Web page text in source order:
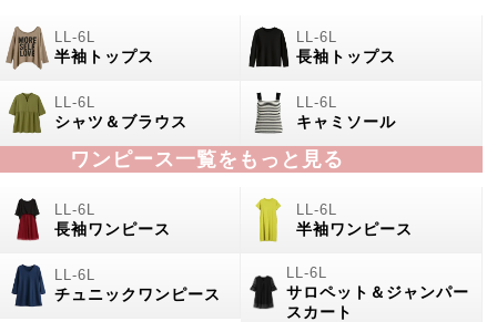
半袖トップス 長袖トップス
シャツ＆ブラウス キャミソール
ワンピース一覧をもっと見る
長袖ワンピース 半袖ワンピース
チュニックワンピース
サロペット＆ジャンパー
スカート